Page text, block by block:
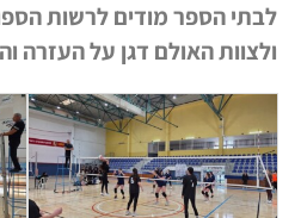
לבתי הספר מודים לרשות
ולצוות האולם דגן על העזרה